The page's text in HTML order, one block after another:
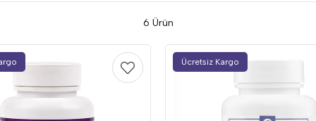
6 Ürün
Ücretsiz Kargo